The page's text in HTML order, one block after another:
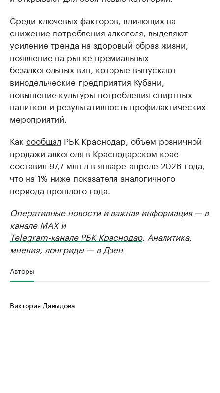
Среди ключевых факторов, влияющих на
снижение потребления алкоголя, выделяют
усиление тренда на здоровый образ жизни,
появление на рынке премиальных
безалкогольных вин, которые выпускают
винодельческие предприятия Кубани,
повышение культуры потребления спиртных
напитков и результативность профилактических
мероприятий.
Как сообщал РБК Краснодар, объем розничной
продажи алкоголя в Краснодарском крае
составил 97,7 млн л в январе-апреле 2026 года,
что на 1% ниже показателя аналогичного
периода прошлого года.
Оперативные новости и важная информация — в
канале MAXи
Telegram-канале РБК Краснодар. Аналитика,
мнения, лонгриды — в Дзен
Авторы
Виктория Давыдова